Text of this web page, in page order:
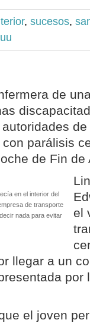
, sucesos,
de
parálisis
de Fin de
en el interior del
de transporte
nada para evitar
el
llegar a un
por
el joven